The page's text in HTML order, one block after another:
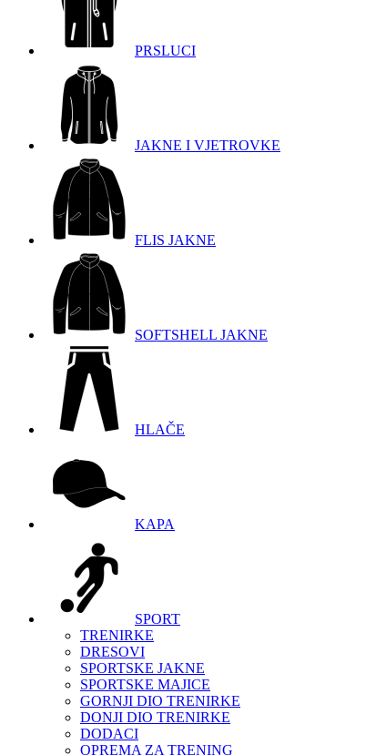
PRSLUCI
JAKNE I VJETROVKE
FLIS JAKNE
SOFTSHELL JAKNE
HLAČE
KAPA
SPORT
TRENIRKE
DRESOVI
SPORTSKE JAKNE
SPORTSKE MAJICE
GORNJI DIO TRENIRKE
DONJI DIO TRENIRKE
DODACI
OPREMA ZA TRENING